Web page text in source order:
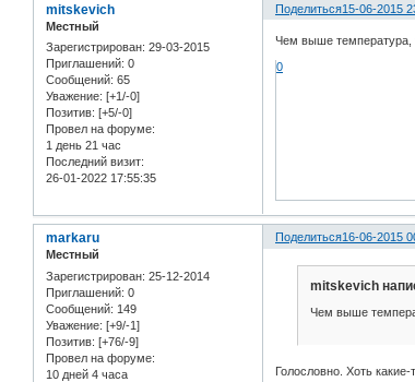
Поделиться15-06-2015
mitskevich
Местный
Зарегистрирован: 29-03-2015
Приглашений: 0
Сообщений: 65
Уважение: [+1/-0]
Позитив: [+5/-0]
Провел на форуме:
1 день 21 час
Последний визит:
26-01-2022 17:55:35
Чем выше температура,
0
Поделиться16-06-2015
markaru
Местный
Зарегистрирован: 25-12-2014
Приглашений: 0
Сообщений: 149
Уважение: [+9/-1]
Позитив: [+76/-9]
Провел на форуме:
10 дней 4 часа
mitskevich
Чем выше
Голословно. Хоть